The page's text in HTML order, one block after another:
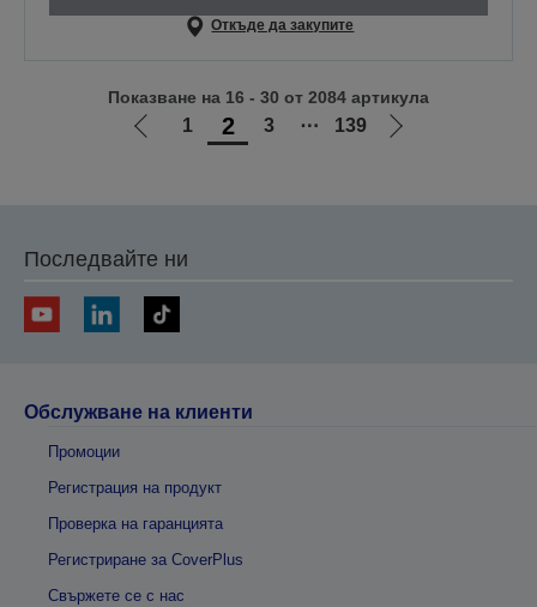
Откъде да закупите
Отиди
1 2 3 ⋯ 139
Отиди
Показване на 16 - 30 от 2084 артикула
Последвайте ни
Обслужване на клиенти
Промоции
Регистрация на продукт
Проверка на гаранцията
Регистриране за CoverPlus
Свържете се с нас